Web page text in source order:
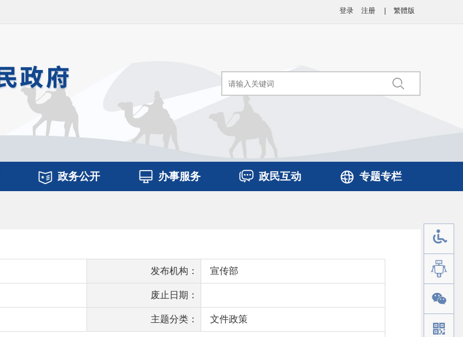
登录 注册 繁體版
政务公开 办事服务 政民互动 专题专栏
发布机构： 宣传部
废止日期：
主题分类： 文件政策